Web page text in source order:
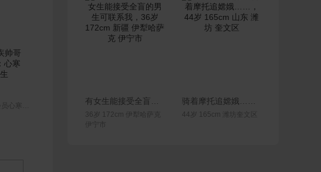
心寒一生
联系Ta
36岁 172cm 伊犁哈萨克
伊宁市
联系Ta
骑着摩托追嫦娥……
44岁 165cm 潍坊奎文区